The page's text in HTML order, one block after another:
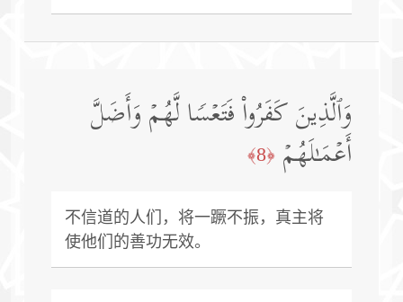
وَٱلَّذِینَ كَفَرُوا۟ فَتَعۡسࣰا لَّهُمۡ وَأَضَلَّ
أَعۡمَـٰلَهُمۡ ﴿8﴾
不信道的人们，将一蹶不振，真主将
使他们的善功无效。